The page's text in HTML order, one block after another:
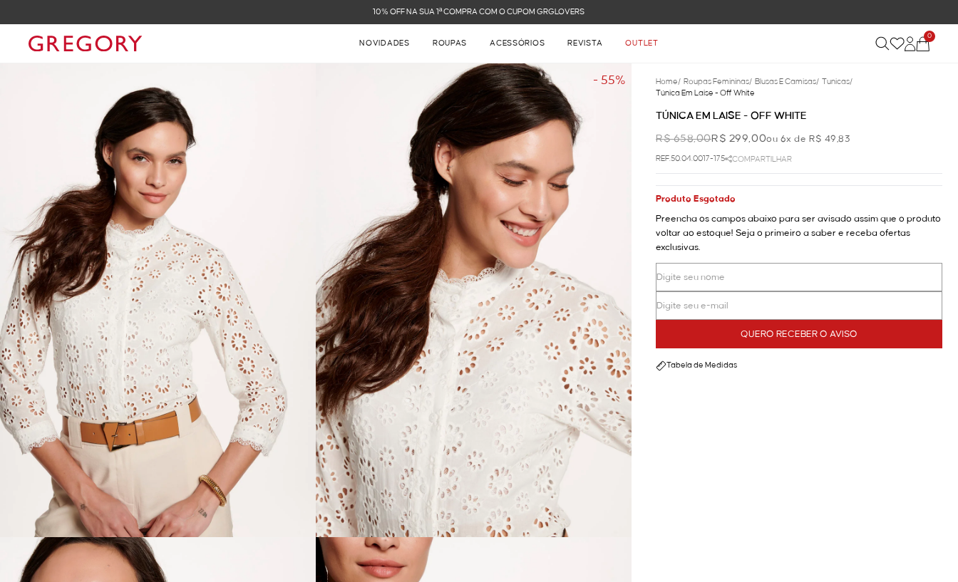
FRETE GRÁTIS NAS COMPRAS ACIMA DE R$ 899
NOVIDADES ROUPAS ACESSÓRIOS REVISTA OUTLET
0
- 55% Home/ Roupas Femininas/ Blusas E Camisas/ Tunicas/
Túnica Em Laise - Off White
TÚNICA EM LAISE - OFF WHITE
R$ 658,00R$ 299,00ou 6x de R$ 49,83
REF.50.04.0017-175 COMPARTILHAR
Produto Esgotado
Preencha os campos abaixo para ser avisado assim que o produto
voltar ao estoque! Seja o primeiro a saber e receba ofertas
exclusivas.
QUERO RECEBER O AVISO
Tabela de Medidas